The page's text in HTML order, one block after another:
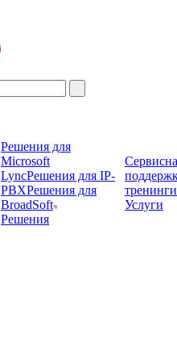
Решения для
Microsoft
LyncРешения для IP-
PBXРешения для
BroadSoft
Решения
тренинги
Услуги